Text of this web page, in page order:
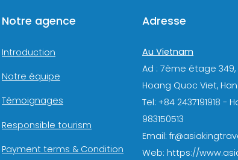
Notre agence
Introduction
Notre équipe
Témoignages
Responsible tourism
Payment terms & Condition
Adresse
Au Vietnam
Ad : 7ème étage 349,
Hoang Quoc Viet,
Tel: +84 2437191918 -
983150513
Email:
Web: https://